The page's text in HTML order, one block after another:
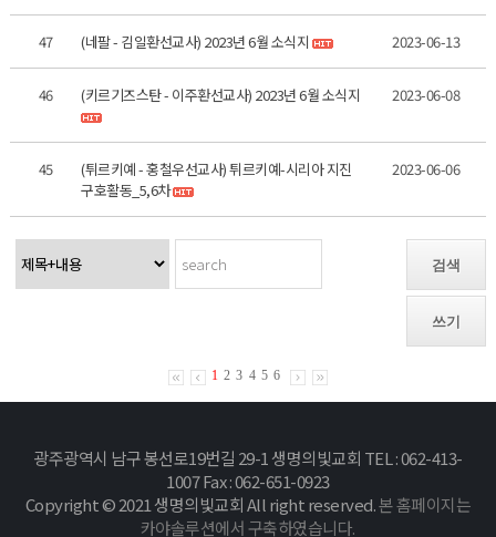
47 (네팔 - 김일환선교사) 2023년 6월 소식지 2023-06-13
46 (키르기즈스탄 - 이주환선교사) 2023년 6월 소식지 2023-06-08
45
(튀르키예 - 홍철우선교사) 튀르키예-시리아 지진
구호활동_5,6차
2023-06-06
검색
쓰기
1 2 3 4 5 6
광주광역시 남구 봉선로19번길 29-1 생명의빛교회 TEL : 062-413-
1007 Fax : 062-651-0923
Copyright © 2021 생명의빛교회 All right reserved.본 홈페이지는
카야솔루션에서 구축하였습니다.